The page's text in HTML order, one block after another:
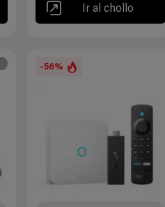
Ir al chollo
-56%